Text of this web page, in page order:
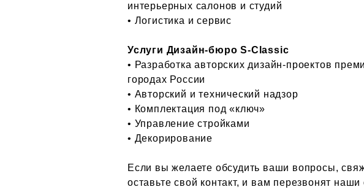
интерьерных салонов и студий
• Логистика и сервис
Услуги Дизайн-бюро S-Classic
• Разработка авторских дизайн-проектов
городах России
• Авторский и технический надзор
• Комплектация под «ключ»
• Управление стройками
• Декорирование
Если вы желаете обсудить ваши вопросы,
оставьте свой контакт, и вам перезвонят